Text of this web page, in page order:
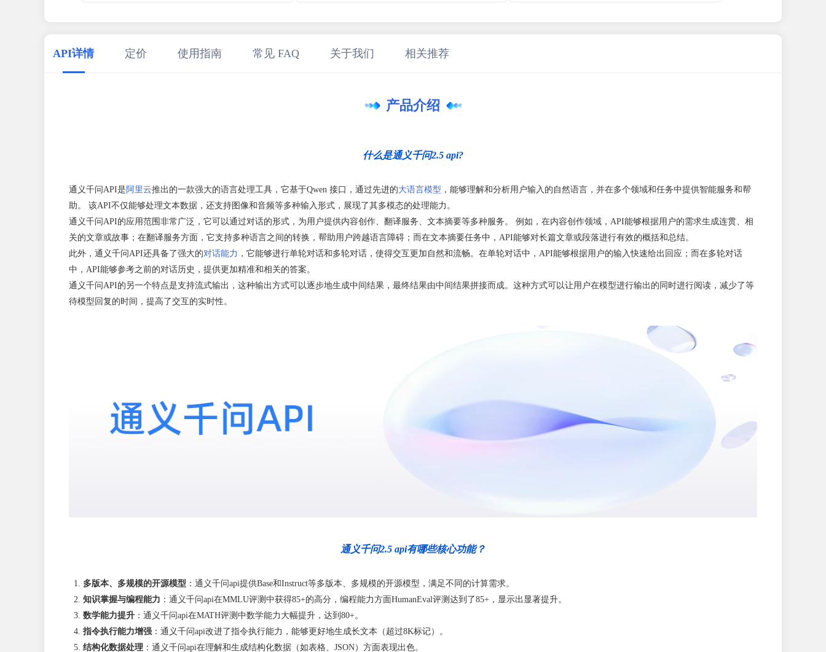
API详情 定价 使用指南 常见 FAQ 关于我们 相关推荐
产品介绍
什么是通义千问2.5 api?
通义千问API是 阿里云推出的一款强大的语言处理工具，它基于Qwen 接口，通过先进的大语言模型 ，能够理解和分析用户输入的自然语言，并在多个领域和任务中提供智能服务和帮
助。 该API不仅能够处理文本数据，还支持图像和音频等多种输入形式，展现了其多模态的处理能力。
通义千问API的应用范围非常广泛，它可以通过对话的形式，为用户提供内容创作、翻译服务、文本摘要等多种服务。 例如，在内容创作领域，API能够根据用户的需求生成连贯、相
关的文章或故事；在翻译服务方面，它支持多种语言之间的转换，帮助用户跨越语言障碍；而在文本摘要任务中，API能够对长篇文章或段落进行有效的概括和总结。
此外，通义千问API还具备了强大的对话能力 ，它能够进行单轮对话和多轮对话，使得交互更加自然和流畅。在单轮对话中，API能够根据用户的输入快速给出回应；而在多轮对话
中，API能够参考之前的对话历史，提供更加精准和相关的答案。
通义千问API的另一个特点是支持流式输出，这种输出方式可以逐步地生成中间结果，最终结果由中间结果拼接而成。这种方式可以让用户在模型进行输出的同时进行阅读，减少了等
待模型回复的时间，提高了交互的实时性。
通义千问2.5 api有哪些核心功能？
多版本、多规模的开源模型 ：通义千问api提供Base和Instruct等多版本、多规模的开源模型，满足不同的计算需求。
知识掌握与编程能力 ：通义千问api在MMLU评测中获得85+的高分，编程能力方面HumanEval评测达到了85+，显示出显著提升。
数学能力提升 ：通义千问api在MATH评测中数学能力大幅提升，达到80+。
指令执行能力增强 ：通义千问api改进了指令执行能力，能够更好地生成长文本（超过8K标记）。
结构化数据处理 ：通义千问api在理解和生成结构化数据（如表格、JSON）方面表现出色。